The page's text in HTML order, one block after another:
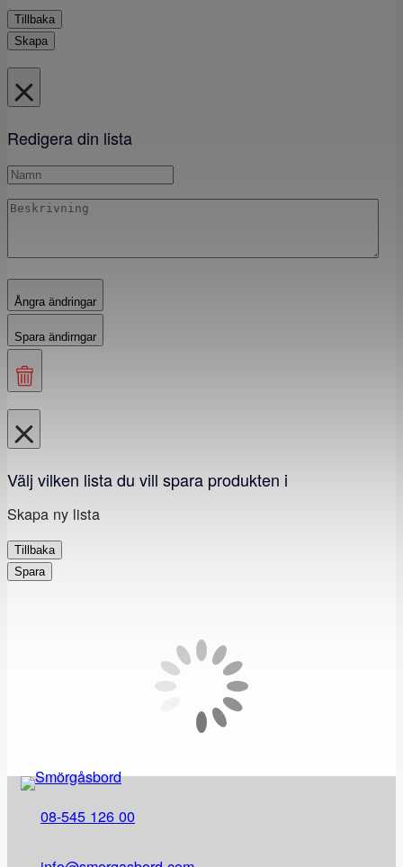
Tillbaka
Skapa
Redigera din lista
Ångra ändringar
Spara ändirngar
Välj vilken lista du vill spara produkten i
Skapa ny lista
Tillbaka
Spara
08-545 126 00